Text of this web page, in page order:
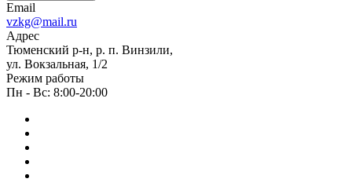
Email
vzkg@mail.ru
Адрес
Тюменский р-н, р. п. Винзили,
ул. Вокзальная, 1/2
Режим работы
Пн - Вс: 8:00-20:00